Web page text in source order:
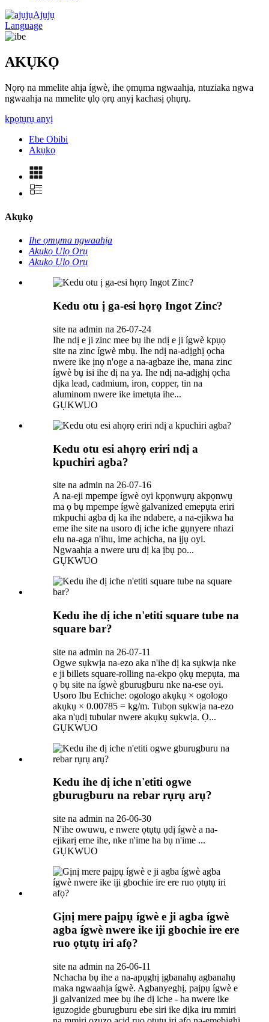
Ajụjụ
Language
AKỤKỌ
Nọrọ na mmelite ahịa ígwè, ihe ọmụma ngwaahịa, ntuziaka ngwa
ngwaahịa na mmelite ụlọ ọrụ anyị kachasị ọhụrụ.
kpọtụrụ anyị
Ebe Obibi
Akụkọ
Akụkọ
Ihe ọmụma ngwaahịa
Akụkọ Ụlọ Ọrụ
Akụkọ Ụlọ Ọrụ
Kedu otu ị ga-esi họrọ Ingot Zinc?
site na admin na 26-07-24
Ihe ndị e ji zinc mee bụ ihe ndị e ji ígwè kpụọ
site na zinc ígwè mbụ. Ihe ndị na-adịghị ọcha
nwere ike ịnọ n'oge a na-agbaze ihe, mana zinc
ígwè bụ isi ihe dị na ya. Ihe ndị na-adịghị ọcha
dịka lead, cadmium, iron, copper, tin na
aluminom nwere ike imetụta ihe...
GỤKWUO
Kedu otu esi ahọrọ eriri ndị a
kpuchiri agba?
site na admin na 26-07-16
A na-eji mpempe ígwè oyi kpọnwụrụ akpọnwụ
ma ọ bụ mpempe ígwè galvanized emepụta eriri
mkpuchi agba dị ka ihe ndabere, a na-ejikwa ha
eme ihe site na usoro dị iche iche gụnyere nhazi
elu na-aga n'ihu, ime achịcha, na ịjụ oyi.
Ngwaahịa a nwere uru dị ka ịbụ po...
GỤKWUO
Kedu ihe dị iche n'etiti square tube na
square bar?
site na admin na 26-07-11
Ogwe sụkwịa na-ezo aka n'ihe dị ka sụkwịa nke
e ji billets square-rolling na-ekpo ọkụ mepụta, ma
ọ bụ site na ígwè gburugburu nke na-ese oyi.
Usoro Ibu Echiche: ogologo akụkụ × ogologo
akụkụ × 0.00785 = kg/m. Tubọn sụkwịa na-ezo
aka n'ụdị tubular nwere akụkụ sụkwịa. Ọ...
GỤKWUO
Kedu ihe dị iche n'etiti ogwe
gburugburu na rebar rụrụ arụ?
site na admin na 26-06-30
N'ihe owuwu, e nwere ọtụtụ ụdị ígwè a na-
ejikarị eme ihe, nke n'ime ha bụ n'ime ...
GỤKWUO
Gịnị mere paịpụ ígwè e ji agba ígwè
agba ígwè nwere ike iji gbochie ire ere
ruo ọtụtụ iri afọ?
site na admin na 26-06-11
Nchacha bụ ihe a na-apụghị ịgbanahụ agbanahụ
maka ngwaahịa ígwè. Agbanyeghị, paịpụ ígwè e
ji galvanized mee bụ ihe dị iche - ha nwere ike
iguzogide gburugburu ebe siri ike dịka iru mmiri